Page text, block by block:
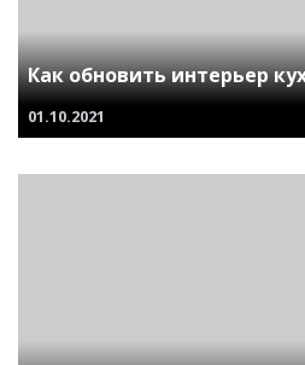
Как обновить интерьер
01.10.2021